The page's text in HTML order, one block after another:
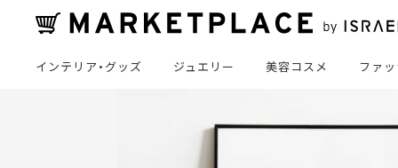
インテリア・グッズ ジュエリー 美容コスメ ファ